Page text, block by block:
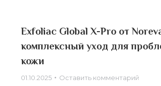
Exfoliac Global X-Pro от
комплексный уход для
кожи
01.10.2025 Оставить комментарий